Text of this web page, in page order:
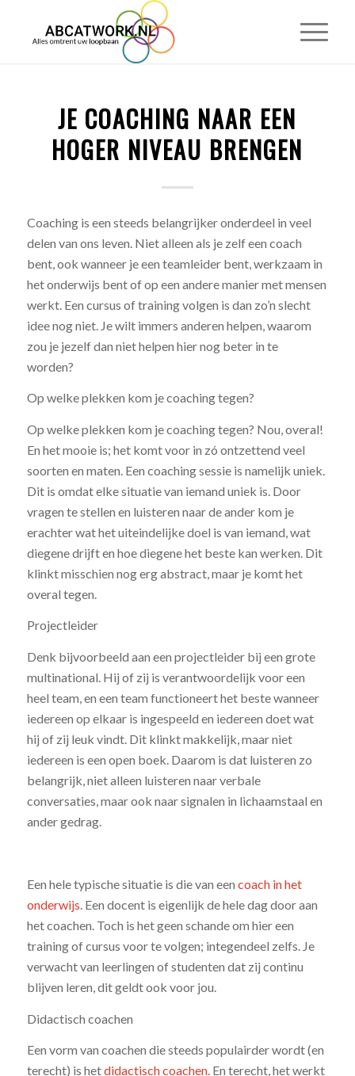
JE COACHING NAAR EEN
HOGER NIVEAU BRENGEN
Coaching is een steeds belangrijker onderdeel in veel
delen van ons leven. Niet alleen als je zelf een coach
bent, ook wanneer je een teamleider bent, werkzaam in
het onderwijs bent of op een andere manier met mensen
werkt. Een cursus of training volgen is dan zo’n slecht
idee nog niet. Je wilt immers anderen helpen, waarom
zou je jezelf dan niet helpen hier nog beter in te
worden?
Op welke plekken kom je coaching tegen?
Op welke plekken kom je coaching tegen? Nou, overal!
En het mooie is; het komt voor in zó ontzettend veel
soorten en maten. Een coaching sessie is namelijk uniek.
Dit is omdat elke situatie van iemand uniek is. Door
vragen te stellen en luisteren naar de ander kom je
erachter wat het uiteindelijke doel is van iemand, wat
diegene drijft en hoe diegene het beste kan werken. Dit
klinkt misschien nog erg abstract, maar je komt het
overal tegen.
Projectleider
Denk bijvoorbeeld aan een projectleider bij een grote
multinational. Hij of zij is verantwoordelijk voor een
heel team, en een team functioneert het beste wanneer
iedereen op elkaar is ingespeeld en iedereen doet wat
hij of zij leuk vindt. Dit klinkt makkelijk, maar niet
iedereen is een open boek. Daarom is dat luisteren zo
belangrijk, niet alleen luisteren naar verbale
conversaties, maar ook naar signalen in lichaamstaal en
ander gedrag.
Een hele typische situatie is die van een coach in het
onderwijs. Een docent is eigenlijk de hele dag door aan
het coachen. Toch is het geen schande om hier een
training of cursus voor te volgen; integendeel zelfs. Je
verwacht van leerlingen of studenten dat zij continu
blijven leren, dit geldt ook voor jou.
Didactisch coachen
Een vorm van coachen die steeds populairder wordt (en
terecht) is hetdidactisch coachen. En terecht, het werkt